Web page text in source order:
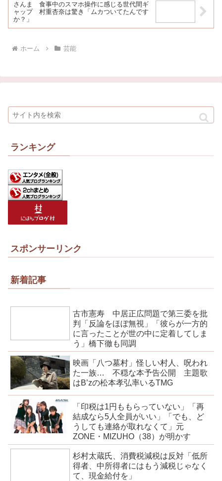
さんま 食事中のスマホ操作に感じる世代間ギ
ャップ 村重杏奈は驚き「ムカついてたんです
か？」
ホーム 芸能
ランキング
スポンサーリンク
新着記事
古市憲寿 中居正広問題で第三委を批
判「反論をほぼ無視」「彼らが一方的
に言ったことが世の中に定着してしま
う」橋下徹も同調
映画「八つ墓村」怪しい村人、呪われ
た一族… 不穏な本予告公開 主題歌
はB’zの松本孝弘率いるTMG
「印税は1円ももらっていない」「再
結成なら5人全員がいい」「でも、ど
うしても連絡が取れなくて」元
ZONE・MIZUHO（38）が明かす
杉村太蔵氏、消費税減税は反対「低所
得者、中所得者にはもう減税じゃなく
て、現金給付を」